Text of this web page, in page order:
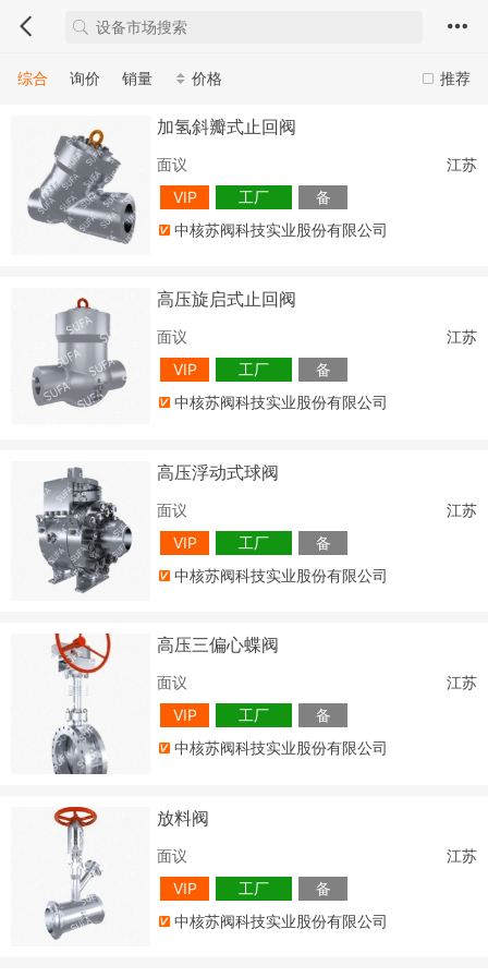
推荐
综合 询价 销量 价格
加氢斜瓣式止回阀
面议
江苏
VIP
工厂
备
中核苏阀科技实业股份有限公司
高压旋启式止回阀
面议
江苏
VIP
工厂
备
中核苏阀科技实业股份有限公司
高压浮动式球阀
面议
江苏
VIP
工厂
备
中核苏阀科技实业股份有限公司
高压三偏心蝶阀
面议
江苏
VIP
工厂
备
中核苏阀科技实业股份有限公司
放料阀
面议
江苏
VIP
工厂
备
中核苏阀科技实业股份有限公司